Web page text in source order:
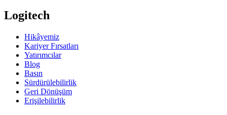
Logitech
Hikâyemiz
Kariyer Fırsatları
Yatırımcılar
Blog
Basın
Sürdürülebilirlik
Geri Dönüşüm
Erişilebilirlik